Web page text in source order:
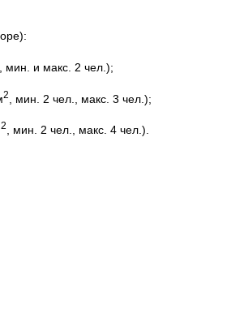
, мин. и макс. 2 чел.);
2 , мин. 2 чел., макс. 3 чел.);
2 , мин. 2 чел., макс. 4 чел.).